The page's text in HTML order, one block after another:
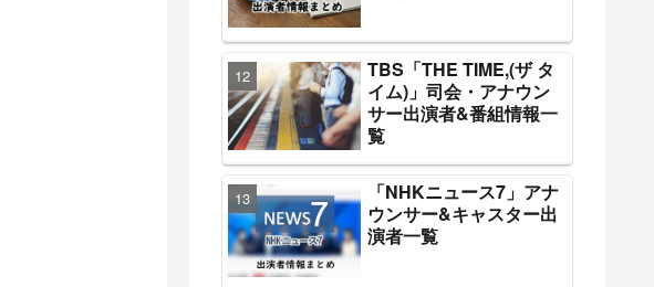
TBS「THE TIME,(ザ タ
イム)」司会・アナウン
サー出演者&番組情報一
覧
「NHKニュース7」アナ
ウンサー&キャスター出
演者一覧